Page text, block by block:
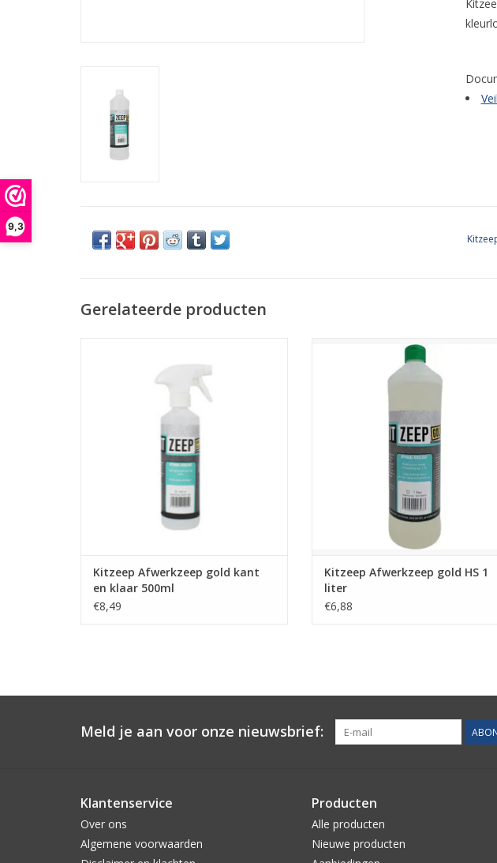
9,3
Gerelateerde producten
kitproduct. Geeft geen vergeling of
verkleuring van de kit. Hoeft niet
vermengd te worden met water.
TOEVOEGEN AAN WINKELWAGEN
Kitzeep Afwerkzeep gold kant
en klaar 500ml
€8,49
pH7 neutrale afwerkzeep voor de
professional. Niet agressief voor de
of het kitproduct. Geeft geen vergeling
verkleuring van de kit. voor gevoelige
handen
TOEVOEGEN AAN WINKELWAGEN
Kitzeep Afwerkzeep gold HS 1
liter
€6,88
Meld je aan voor onze nieuwsbrief:
Klantenservice
Over ons
Algemene voorwaarden
Producten
Alle producten
Nieuwe producten